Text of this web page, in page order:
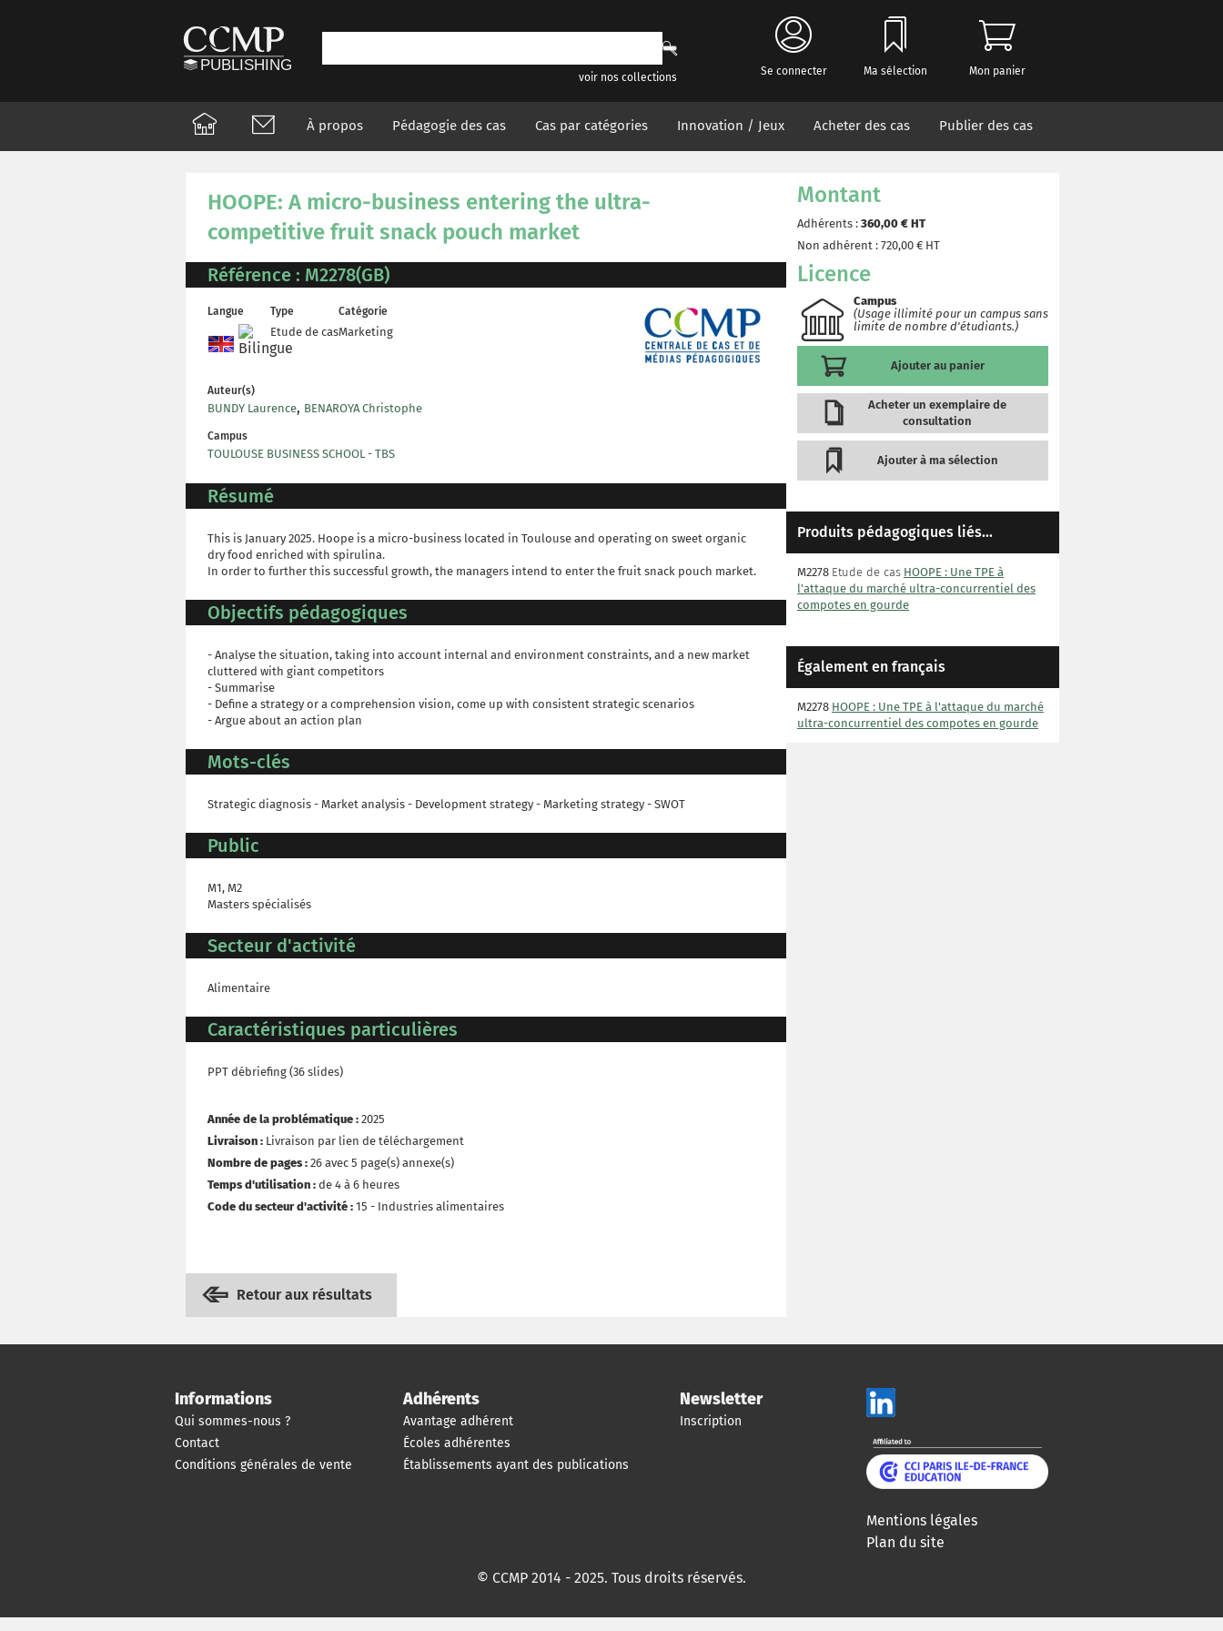
voir nos collections Se connecter Ma sélection Mon panier
À propos Pédagogie des cas Cas par catégories Innovation / Jeux Acheter des cas Publier des cas
HOOPE: A micro-business entering the ultra-
competitive fruit snack pouch market
Référence : M2278(GB)
Langue Type
Etude de cas
Catégorie
Marketing
Auteur(s)
BUNDY Laurence, BENAROYA Christophe
Campus
TOULOUSE BUSINESS SCHOOL - TBS
Résumé
This is January 2025. Hoope is a micro-business located in Toulouse and operating on sweet organic
dry food enriched with spirulina.
In order to further this successful growth, the managers intend to enter the fruit snack pouch market.
Objectifs pédagogiques
- Analyse the situation, taking into account internal and environment constraints, and a new market
cluttered with giant competitors
- Summarise
- Define a strategy or a comprehension vision, come up with consistent strategic scenarios
- Argue about an action plan
Mots-clés
Strategic diagnosis - Market analysis - Development strategy - Marketing strategy - SWOT
Public
M1, M2
Masters spécialisés
Secteur d'activité
Alimentaire
Caractéristiques particulières
PPT débriefing (36 slides)
Année de la problématique : 2025
Livraison : Livraison par lien de téléchargement
Nombre de pages : 26 avec 5 page(s) annexe(s)
Temps d'utilisation : de 4 à 6 heures
Code du secteur d'activité : 15 - Industries alimentaires
Retour aux résultats
Montant
Adhérents : 360,00 € HT
Non adhérent : 720,00 € HT
Licence
Campus
(Usage illimité pour un campus sans
limite de nombre d'étudiants.)
Ajouter au panier
Acheter un exemplaire de
consultation
Ajouter à ma sélection
Produits pédagogiques liés...
M2278 Etude de cas HOOPE : Une TPE à
l'attaque du marché ultra-concurrentiel des
compotes en gourde
Également en français
M2278 HOOPE : Une TPE à l'attaque du marché
ultra-concurrentiel des compotes en gourde
Informations
Qui sommes-nous ?
Contact
Conditions générales de vente
Adhérents
Avantage adhérent
Écoles adhérentes
Établissements ayant des publications
Newsletter
Inscription
Mentions légales
Plan du site
© CCMP 2014 - 2025. Tous droits réservés.